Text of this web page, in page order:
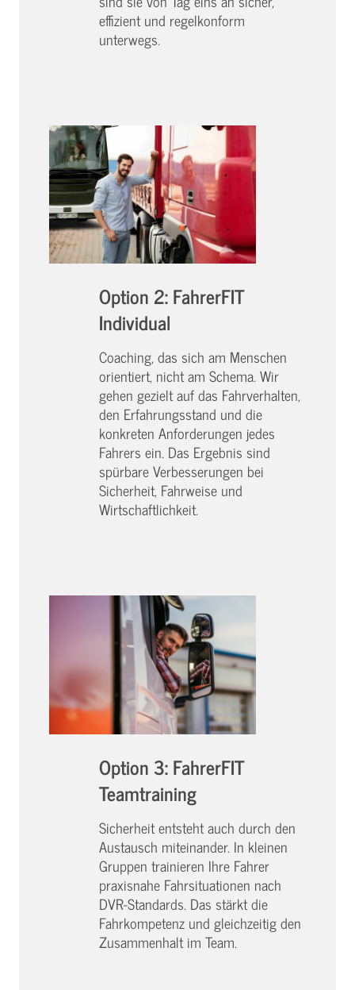
effizient und regelkonform
unterwegs.
Option 2: FahrerFIT
Individual
Coaching, das sich am Menschen
orientiert, nicht am Schema. Wir
gehen gezielt auf das Fahrverhalten,
den Erfahrungsstand und die
konkreten Anforderungen jedes
Fahrers ein. Das Ergebnis sind
spürbare Verbesserungen bei
Sicherheit, Fahrweise und
Wirtschaftlichkeit.
Option 3: FahrerFIT
Teamtraining
Sicherheit entsteht auch durch den
Austausch miteinander. In kleinen
Gruppen trainieren Ihre Fahrer
praxisnahe Fahrsituationen nach
DVR-Standards. Das stärkt die
Fahrkompetenz und gleichzeitig den
Zusammenhalt im Team.